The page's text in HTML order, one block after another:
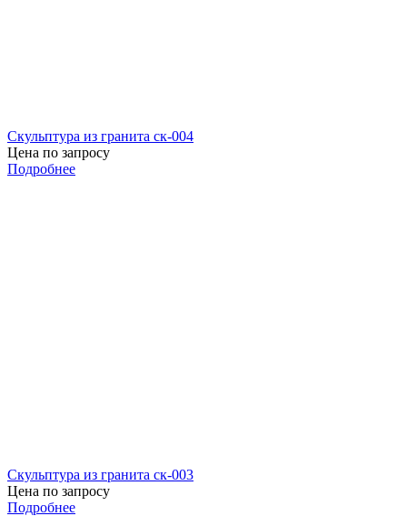
Скульптура из гранита ск-004
Цена по запросу
Подробнее
Скульптура из гранита ск-003
Цена по запросу
Подробнее